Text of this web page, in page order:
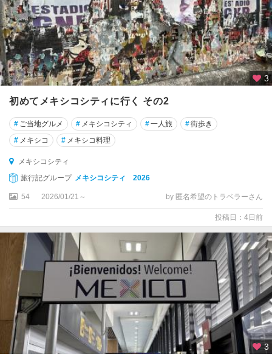
タ
ネ
ホ
タ
ス
コ
チ
ワ
ワ
テ
ィ
フ
ァ
ト
周
辺
ト
3
初めてメキシコシティに行く その2
# ご当地グルメ # メキシコシティ #一人旅 #街歩き
# メキシコ # メキシコ料理
メキシコシティ
旅行記グループ メキシコシティ 2026
54 2026/01/21～ by 匿名希望のトラベラーさん
投稿日：4日前
3